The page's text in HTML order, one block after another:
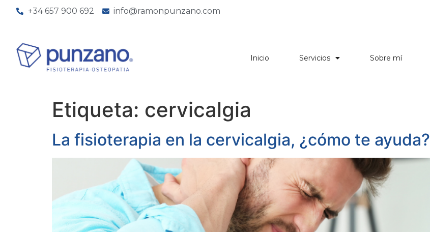
+34 657 900 692 info@ramonpunzano.com
Inicio Servicios Sobre mí
Etiqueta: cervicalgia
La fisioterapia en la cervicalgia, ¿cómo te ayuda?